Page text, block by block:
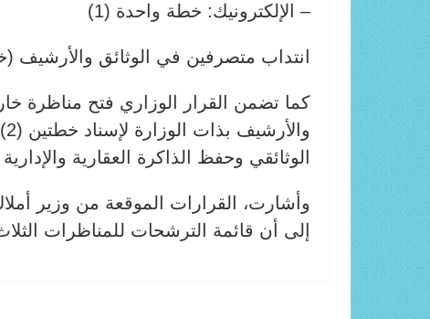
– الإلكترونيك: خطة واحدة (1)
انتداب متصرفين في الوثائق والأرشيف
كما تضمن القرار الوزاري فتح مناظرة
الوثائقي وحفظ الذاكرة العقارية والإدارية
وأشارت، القرارات الموقعة من وزير
إلى أن قائمة الترشحات للمناظرات الثلاث تُغلق